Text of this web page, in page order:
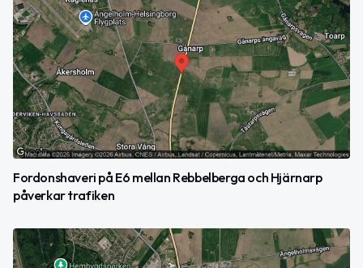
Fordonshaveri på E6 mellan Rebbelberga och Hjärnarp
påverkar trafiken